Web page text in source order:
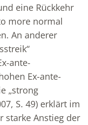
eine Rückkehr
more normal
An anderer
ante-
Ex-ante-
„strong
S. 49) erklärt im
starke Anstieg der